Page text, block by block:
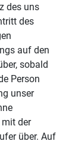
des uns
des
auf den
sobald
Person
unser
der
über. Auf